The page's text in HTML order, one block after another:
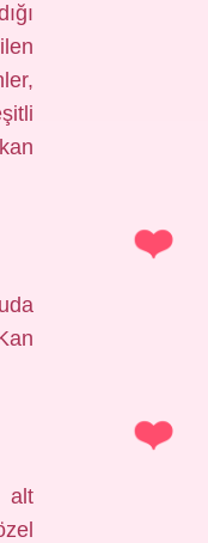
alt